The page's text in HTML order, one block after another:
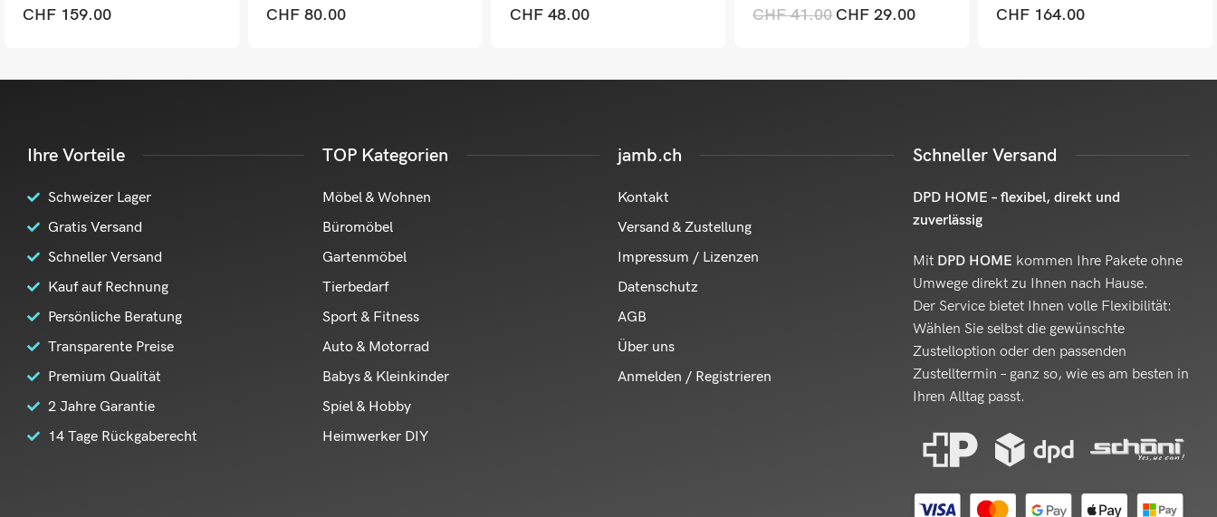
CHF159.00
schwarz-blau
CHF80.00 CHF48.00
Bildschirmerhöhung
CHF41.00 CHF 29.00
Eiche-Optik
CHF 164.00
Ihre Vorteile
Schweizer Lager
Gratis Versand
Schneller Versand
Kauf auf Rechnung
Persönliche Beratung
Transparente Preise
Premium Qualität
2 Jahre Garantie
14 Tage Rückgaberecht
TOP Kategorien
Möbel & Wohnen
Büromöbel
Gartenmöbel
Tierbedarf
Sport & Fitness
Auto & Motorrad
Babys & Kleinkinder
Spiel & Hobby
Heimwerker DIY
jamb.ch
Kontakt
Versand & Zustellung
Impressum / Lizenzen
Datenschutz
AGB
Über uns
Anmelden / Registrieren
Schneller Versand
DPD HOME – flexibel, direkt und
zuverlässig
Mit DPD HOME kommen Ihre Pakete ohne
Umwege direkt zu Ihnen nach Hause.
Der Service bietet Ihnen volle Flexibilität:
Wählen Sie selbst die gewünschte
Zustelloption oder den passenden
Zustelltermin – ganz so, wie es am besten in
Ihren Alltag passt.